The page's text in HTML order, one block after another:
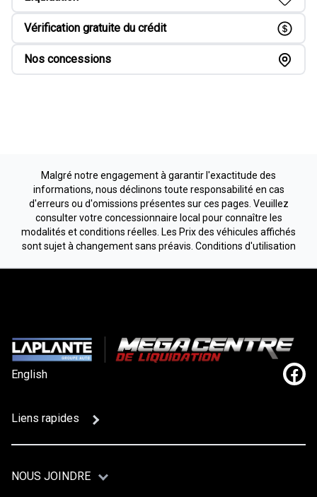
Vérification gratuite du crédit
Nos concessions
Malgré notre engagement à garantir l'exactitude des
informations, nous déclinons toute responsabilité en cas
d'erreurs ou d'omissions présentes sur ces pages. Veuillez
consulter votre concessionnaire local pour connaître les
modalités et conditions réelles. Les Prix des véhicules affichés
sont sujet à changement sans préavis. Conditions d'utilisation
English
Liens rapides
NOUS JOINDRE